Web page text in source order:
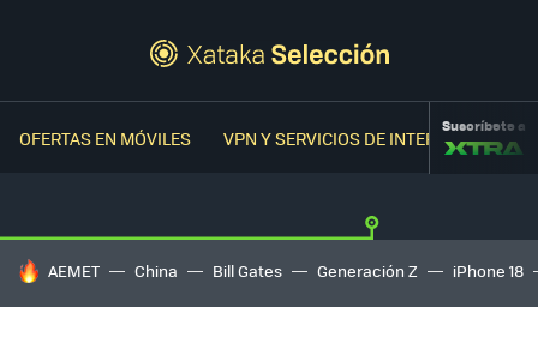
OFERTAS EN MÓVILES VPN Y SERVICIOS DE INTERNETSuscríbete a
HOY SE HABLA DE
AEMET China Bill Gates Generación Z iPhone 18